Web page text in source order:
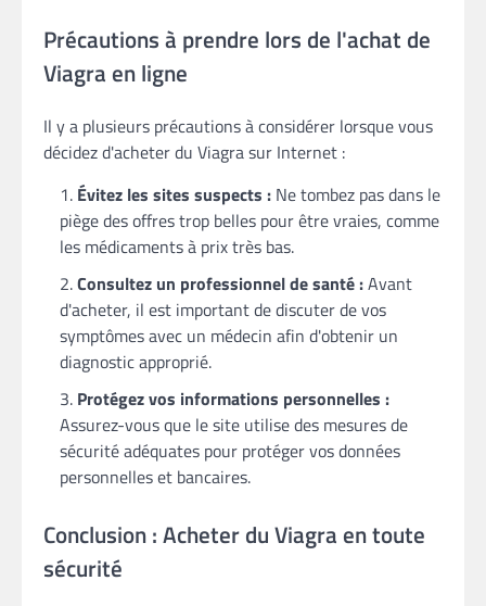
Précautions à prendre lors de l'achat de
Viagra en ligne
Il y a plusieurs précautions à considérer lorsque vous
décidez d'acheter du Viagra sur Internet :
Évitez les sites suspects : Ne tombez pas dans le
piège des offres trop belles pour être vraies, comme
les médicaments à prix très bas.
Consultez un professionnel de santé :Avant
d'acheter, il est important de discuter de vos
symptômes avec un médecin afin d'obtenir un
diagnostic approprié.
Protégez vos informations personnelles :
Assurez-vous que le site utilise des mesures de
sécurité adéquates pour protéger vos données
personnelles et bancaires.
Conclusion : Acheter du Viagra en toute
sécurité